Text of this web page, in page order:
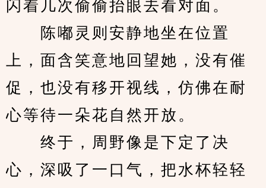
闪着几次偷偷抬眼去看对面。
陈嘟灵则安静地坐在位置
上，面含笑意地回望她，没有催
促，也没有移开视线，仿佛在耐
心等待一朵花自然开放。
终于，周野像是下定了决
心，深吸了一口气，把水杯轻轻